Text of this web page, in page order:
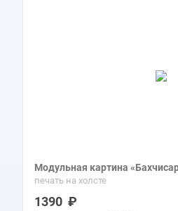
Модульная картина
печать на холсте
1390